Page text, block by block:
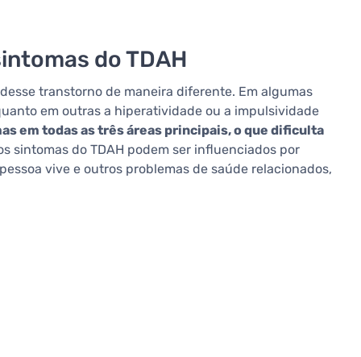
do TDAH
transtorno de maneira diferente. Em algumas
em outras a hiperatividade ou a impulsividade
em todas as três áreas principais, o que dificulta
sintomas do TDAH podem ser influenciados por
vive e outros problemas de saúde relacionados,